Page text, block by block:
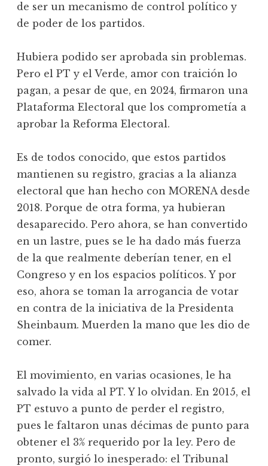
de ser un mecanismo de control político y
de poder de los partidos.
Hubiera podido ser aprobada sin problemas.
Pero el PT y el Verde, amor con traición lo
pagan, a pesar de que, en 2024, firmaron una
Plataforma Electoral que los comprometía a
aprobar la Reforma Electoral.
Es de todos conocido, que estos partidos
mantienen su registro, gracias a la alianza
electoral que han hecho con MORENA desde
2018. Porque de otra forma, ya hubieran
desaparecido. Pero ahora, se han convertido
en un lastre, pues se le ha dado más fuerza
de la que realmente deberían tener, en el
Congreso y en los espacios políticos. Y por
eso, ahora se toman la arrogancia de votar
en contra de la iniciativa de la Presidenta
Sheinbaum. Muerden la mano que les dio de
comer.
El movimiento, en varias ocasiones, le ha
salvado la vida al PT. Y lo olvidan. En 2015, el
PT estuvo a punto de perder el registro,
pues le faltaron unas décimas de punto para
obtener el 3% requerido por la ley. Pero de
pronto, surgió lo inesperado: el Tribunal